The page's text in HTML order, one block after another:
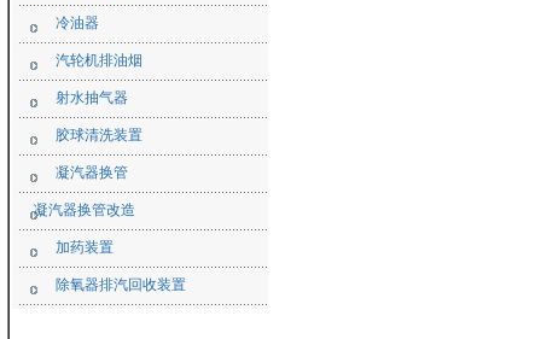
冷油器
汽轮机排油烟
射水抽气器
胶球清洗装置
凝汽器换管
凝汽器换管改造
加药装置
除氧器排汽回收装置